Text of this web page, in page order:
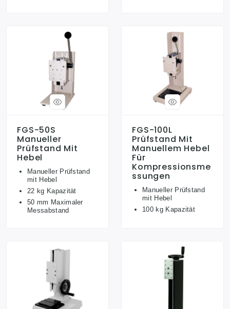
FGS-50S
Manueller
Prüfstand Mit
Hebel
Manueller Prüfstand
mit Hebel
22 kg Kapazität
50 mm Maximaler
Messabstand
FGS-100L
Prüfstand Mit
Manuellem Hebel
Für
Kompressionsme
Ssungen
Manueller Prüfstand
mit Hebel
100 kg Kapazität